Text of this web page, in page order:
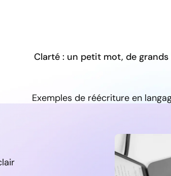
Clarté : un petit mot, de
Exemples de réécriture en